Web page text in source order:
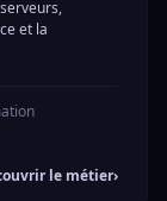
et la
le métier›